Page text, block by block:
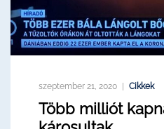
szeptember 21, 2020 Cikkek
Több milliót